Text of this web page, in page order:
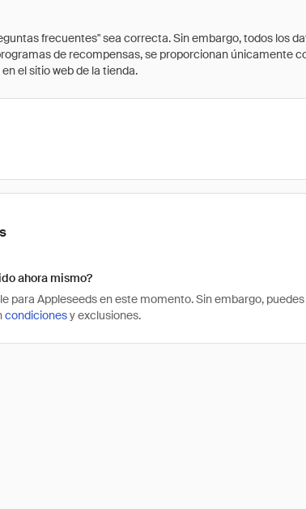
frecuentes" sea correcta. Sin embargo, todos los
de recompensas, se proporcionan únicamente
el sitio web de la tienda.
ahora mismo?
para Appleseeds en este momento. Sin embargo,
condicionesy exclusiones.